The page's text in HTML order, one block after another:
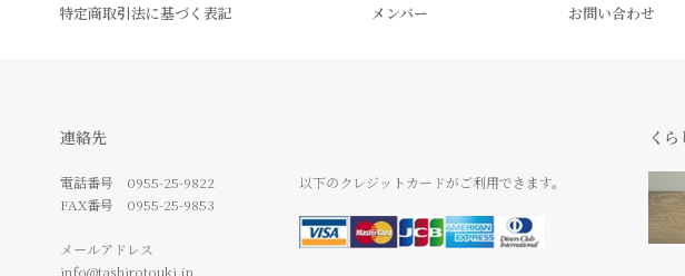
特定商取引法に基づく表記 メンバー お問い合わせ
連絡先
電話番号 0955-25-9822
FAX番号 0955-25-9853
メールアドレス
info@tashirotouki.jp
以下のクレジットカードがご利用できます。
く